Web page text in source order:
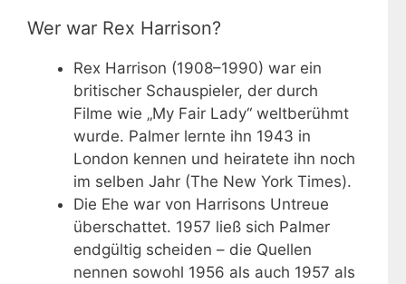
Wer war Rex Harrison?
Rex Harrison (1908–1990) war ein
britischer Schauspieler, der durch
Filme wie „My Fair Lady“ weltberühmt
wurde. Palmer lernte ihn 1943 in
London kennen und heiratete ihn noch
im selben Jahr (The New York Times).
Die Ehe war von Harrisons Untreue
überschattet. 1957 ließ sich Palmer
endgültig scheiden – die Quellen
nennen sowohl 1956 als auch 1957 als